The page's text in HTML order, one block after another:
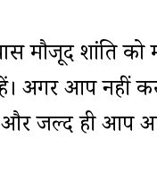
मौजूद शांति को
अगर आप नहीं
जल्द ही आप